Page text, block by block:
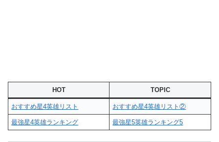
HOT TOPIC
おすすめ星4英雄リスト おすすめ星4英雄リスト②
最強星4英雄ランキング 最強星5英雄ランキング5